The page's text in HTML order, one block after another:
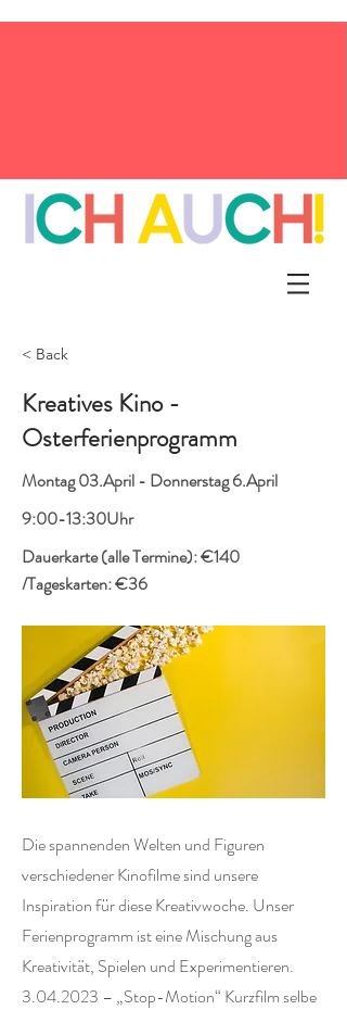
< Back
Kreatives Kino -
Osterferienprogramm
Montag 03.April - Donnerstag 6.April
9:00-13:30Uhr
Dauerkarte (alle Termine): €140
/Tageskarten: €36
Die spannenden Welten und Figuren
verschiedener Kinofilme sind unsere
Inspiration für diese Kreativwoche. Unser
Ferienprogramm ist eine Mischung aus
Kreativität, Spielen und Experimentieren.
3.04.2023 – „Stop-Motion“ Kurzfilm selbe